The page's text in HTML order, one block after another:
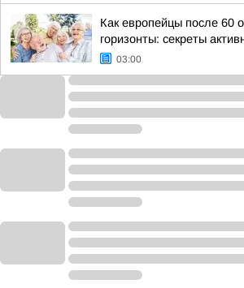
Как европейцы после 60
горизонты: секреты
03:00